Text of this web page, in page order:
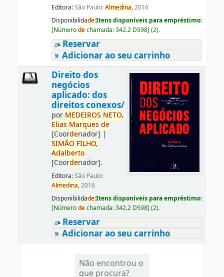
Editora:São Paulo:Almedina,2016
Disponibilidade:Itens disponíveis para empréstimo:
[Númerodechamada:342.2 D598] (2).
Reservar
Adicionar ao seu carrinho
Direito dos
negócios
aplicado: dos
direitos conexos/
por MEDEIROS NETO,
Elias Marques de
[Coordenador] |
SIMÃO FILHO,
Adalberto
[Coordenador].
Editora:São Paulo:
Almedina,2016
Disponibilidade:Itens disponíveis para empréstimo:
[Númerodechamada:342.2 D598] (2).
Reservar
Adicionar ao seu carrinho
Não encontrou o
que procura?